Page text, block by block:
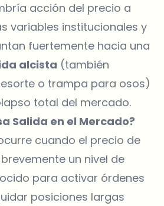
acción del precio a
variables institucionales y
fuertemente hacia una
alcista (también
o trampa para osos)
total del mercado.
Salida en el Mercado?
cuando el precio de
un nivel de
para activar órdenes
posiciones largas